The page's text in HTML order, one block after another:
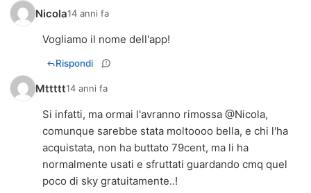
Nicola14 anni fa
Vogliamo il nome dell'app!
Rispondi
Mttttt14 anni fa
Si infatti, ma ormai l'avranno rimossa @Nicola,
comunque sarebbe stata moltoooo bella, e chi l'ha
acquistata, non ha buttato 79cent, ma li ha
normalmente usati e sfruttati guardando cmq quel
poco di sky gratuitamente..!